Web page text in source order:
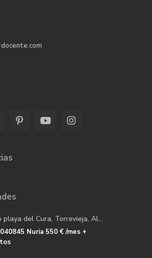
playa del Cura, Torrevieja, Al...
Nuria 550 €/mes +